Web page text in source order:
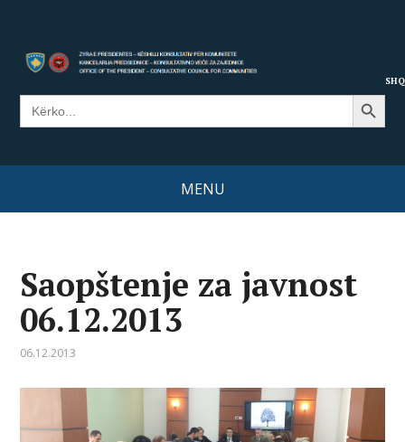
Search
for:
Search Button
MENU
Saopštenje za javnost
06.12.2013
06.12.2013